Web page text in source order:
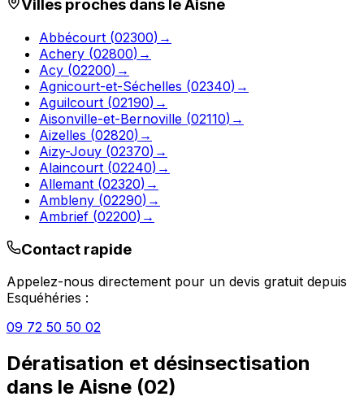
Villes proches dans leAisne
Abbécourt (02300) →
Achery (02800) →
Acy (02200) →
Agnicourt-et-Séchelles (02340) →
Aguilcourt (02190) →
Aisonville-et-Bernoville (02110) →
Aizelles (02820) →
Aizy-Jouy (02370) →
Alaincourt (02240) →
Allemant (02320) →
Ambleny (02290) →
Ambrief (02200) →
Contact rapide
Appelez-nous directement pour un devis gratuit depuis
Esquéhéries :
09 72 50 50 02
Dératisation et désinsectisation
dans le Aisne (02)